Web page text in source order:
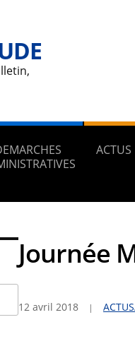
ACTUS
Journée
12 avril 2018